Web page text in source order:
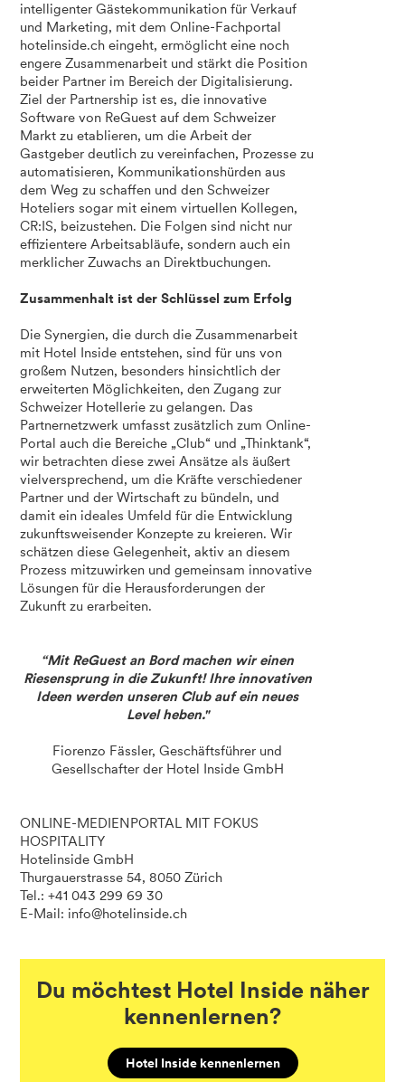
intelligenter Gästekommunikation für Verkauf
und Marketing, mit dem Online-Fachportal
hotelinside.ch eingeht, ermöglicht eine noch
engere Zusammenarbeit und stärkt die Position
beider Partner im Bereich der Digitalisierung.
Ziel der Partnership ist es, die innovative
Software von ReGuest auf dem Schweizer
Markt zu etablieren, um die Arbeit der
Gastgeber deutlich zu vereinfachen, Prozesse zu
automatisieren, Kommunikationshürden aus
dem Weg zu schaffen und den Schweizer
Hoteliers sogar mit einem virtuellen Kollegen,
CR:IS, beizustehen. Die Folgen sind nicht nur
effizientere Arbeitsabläufe, sondern auch ein
merklicher Zuwachs an Direktbuchungen.
Zusammenhalt ist der Schlüssel zum Erfolg
Die Synergien, die durch die Zusammenarbeit
mit Hotel Inside entstehen, sind für uns von
großem Nutzen, besonders hinsichtlich der
erweiterten Möglichkeiten, den Zugang zur
Schweizer Hotellerie zu gelangen. Das
Partnernetzwerk umfasst zusätzlich zum Online-
Portal auch die Bereiche „Club“ und „Thinktank“,
wir betrachten diese zwei Ansätze als äußert
vielversprechend, um die Kräfte verschiedener
Partner und der Wirtschaft zu bündeln, und
damit ein ideales Umfeld für die Entwicklung
zukunftsweisender Konzepte zu kreieren. Wir
schätzen diese Gelegenheit, aktiv an diesem
Prozess mitzuwirken und gemeinsam innovative
Lösungen für die Herausforderungen der
Zukunft zu erarbeiten.
“Mit ReGuest an Bord machen wir einen
Riesensprung in die Zukunft! Ihre innovativen
Ideen werden unseren Club auf ein neues
Level heben."
Fiorenzo Fässler, Geschäftsführer und
Gesellschafter der Hotel Inside GmbH
ONLINE-MEDIENPORTAL MIT FOKUS
HOSPITALITY
Hotelinside GmbH
Thurgauerstrasse 54, 8050 Zürich
Tel.: +41 043 299 69 30
E-Mail: info@hotelinside.ch
Du möchtest Hotel Inside näher
kennenlernen?
Hotel Inside kennenlernen